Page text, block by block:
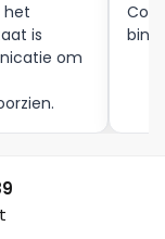
productpagina
het
is
om